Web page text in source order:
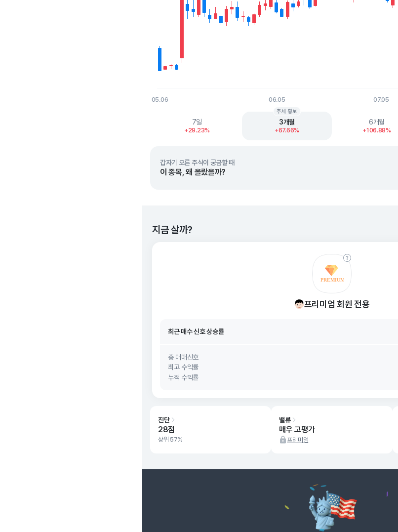
05.06 06.05 07.05
7일
+29.23%
3개월
+67.66%
추세 횡보
6개월
+106.88%
갑자기 오른 주식이 궁금할 때
이 종목, 왜 올랐을까?
지금 살까?
프리미엄 회원 전용
최근 매수 신호26. 08/07
총 매매신호
최고 수익률
누적 수익률
진단
28점
상위 57%
밸류
매우 고평가
프리미엄